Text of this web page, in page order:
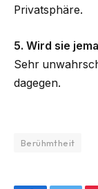
Privatsphäre.
5. Wird sie
Sehr
dagegen.
Berühmtheit